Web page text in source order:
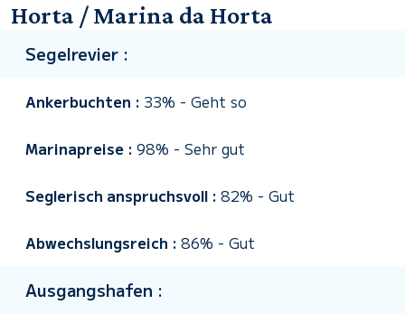
Horta / Marina da Horta
Segelrevier :
Ankerbuchten : 33% - Geht so
Marinapreise : 98% - Sehr gut
Seglerisch anspruchsvoll : 82% - Gut
Abwechslungsreich : 86% - Gut
Ausgangshafen :